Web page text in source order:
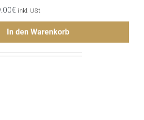
€ inkl. USt.
In den Warenkorb